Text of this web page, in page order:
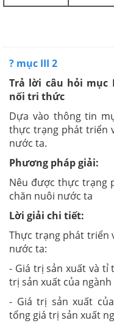
? mục III 2
Trả lời câu hỏi mục
nối tri thức
Dựa vào thông tin
thực trạng phát triển
nước ta.
Phương pháp giải:
Nêu được thực trạng
chăn nuôi nước ta
Lời giải chi tiết:
Thực trạng phát triển
nước ta:
- Giá trị sản xuất và tỉ
trị sản xuất của
- Giá trị sản xuất
tổng giá trị sản xuất